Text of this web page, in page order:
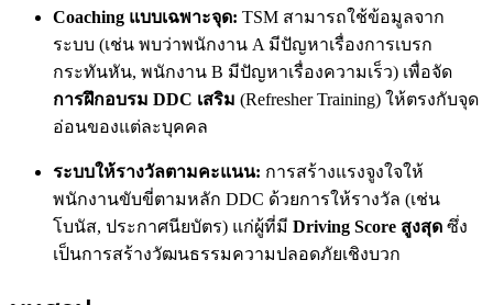
Coaching แบบเฉพาะจุด: TSM สามารถใช้ข้อมูลจาก
ระบบ (เช่น พบว่าพนักงาน A มีปัญหาเรื่องการเบรก
กระทันหัน, พนักงาน B มีปัญหาเรื่องความเร็ว) เพื่อจัด
การฝึกอบรม DDC เสริม (Refresher Training) ให้ตรงกับจุด
อ่อนของแต่ละบุคคล
ระบบให้รางวัลตามคะแนน: การสร้างแรงจูงใจให้
พนักงานขับขี่ตามหลัก DDC ด้วยการให้รางวัล (เช่น
โบนัส, ประกาศนียบัตร) แก่ผู้ที่มี Driving Score สูงสุด ซึ่ง
เป็นการสร้างวัฒนธรรมความปลอดภัยเชิงบวก